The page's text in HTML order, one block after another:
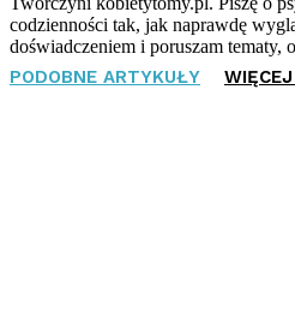
codzienności tak, jak naprawdę
doświadczeniem i poruszam tematy,
PODOBNE ARTYKUŁY